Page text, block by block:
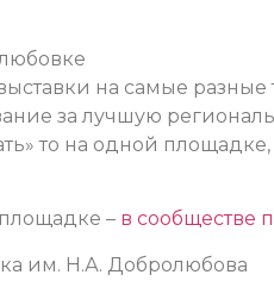
на самые
за лучшую
то на одной площадке,
– в сообществе
им. Н.А. Добролюбова